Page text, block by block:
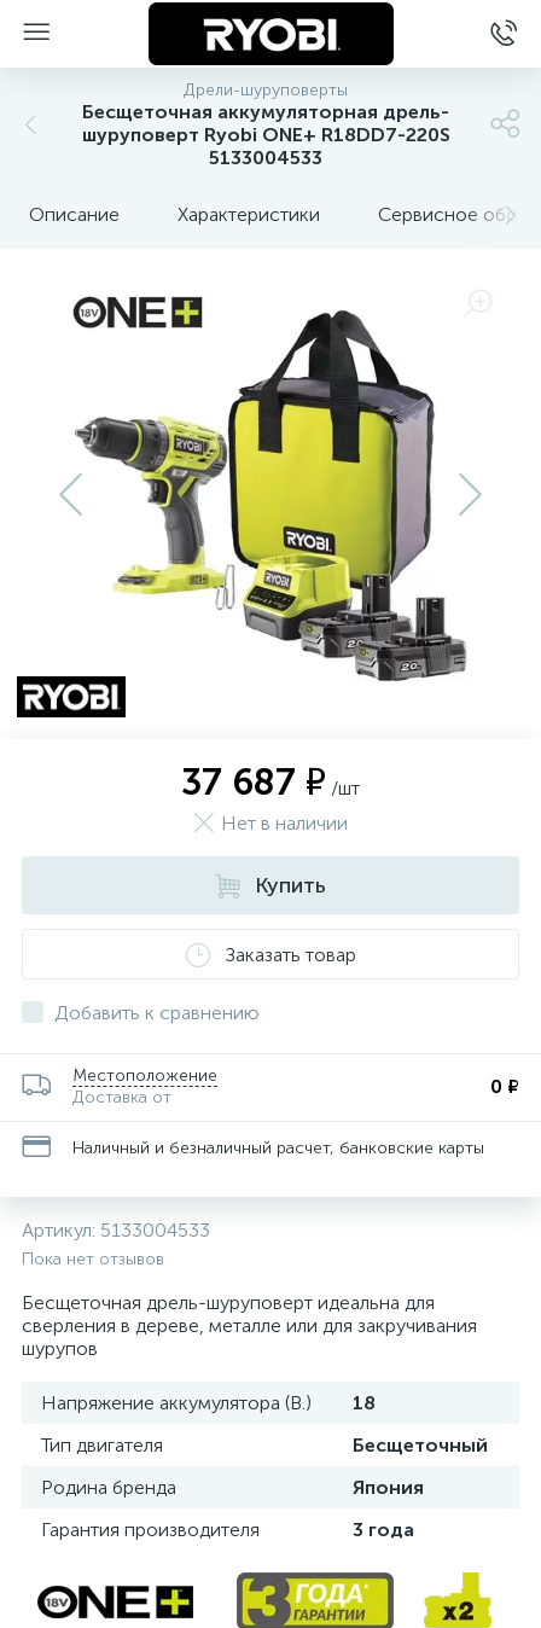
Дрели-шуруповерты
Бесщеточная аккумуляторная дрель-
шуруповерт Ryobi ONE+ R18DD7-220S
5133004533
Описание Характеристики Сервисное
37 687 ₽ /шт
Нет в наличии
Купить
Заказать товар
Добавить к сравнению
Местоположение
Доставка от
0 ₽
Наличный и безналичный расчет, банковские карты
Артикул: 5133004533
Пока нет отзывов
Бесщеточная дрель-шуруповерт идеальна для
сверления в дереве, металле или для закручивания
шурупов
Напряжение аккумулятора (В.)
18
Тип двигателя
Бесщеточный
Родина бренда
Япония
Гарантия производителя
3 года